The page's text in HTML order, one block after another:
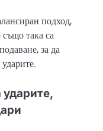
подход,
така са
за да